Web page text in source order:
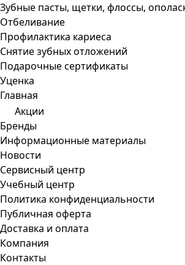
Зубные пасты, щетки, флоссы,
Отбеливание
Профилактика кариеса
Снятие зубных отложений
Подарочные сертификаты
Уценка
Главная
Акции
Бренды
Информационные материалы
Новости
Сервисный центр
Учебный центр
Политика конфиденциальности
Публичная оферта
Доставка и оплата
Компания
Контакты